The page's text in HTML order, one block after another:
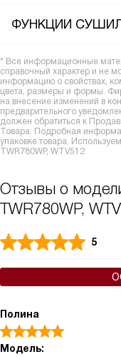
ФУНКЦИИ
* Все информационные
справочный характер и не
информацию о свойствах,
цвета, размеры и формы.
на внесение изменений в
предварительного
должен обратиться к
Товара. Подробная
упаковке товара.
TWR780WP, WTV512
Отзывы о
TWR780WP,
5
Полина
Модель: